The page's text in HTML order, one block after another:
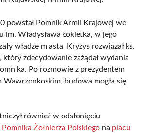
powstał Pomnik Armii Krajowej we
im. Władysława Łokietka, w jego
władze miasta. Kryzys rozwiązał ks.
który zdecydowanie zażądał wydania
Po rozmowie z prezydentem
Wawrzonkoskim, budowa mogła się
również w odsłonięciu
Pomnika Żołnierza Polskiego na placu